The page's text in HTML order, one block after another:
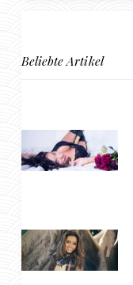
Beliebte Artikel